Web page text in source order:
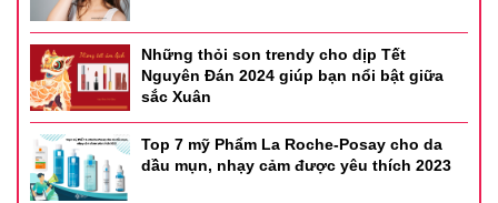
Những thỏi son trendy cho dịp Tết
Nguyên Đán 2024 giúp bạn nổi bật giữa
sắc Xuân
Top 7 mỹ Phẩm La Roche-Posay cho da
dầu mụn, nhạy cảm được yêu thích 2023